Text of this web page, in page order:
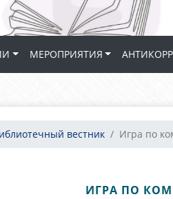
МЕРОПРИЯТИЯ
вестник Игра по
ИГРА ПО